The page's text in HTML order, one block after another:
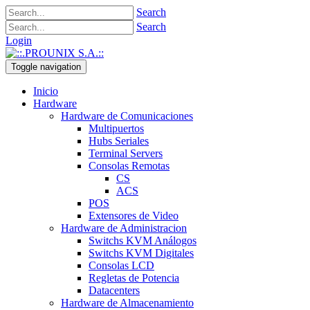
Search
Search
Login
Toggle navigation
Inicio
Hardware
Hardware de Comunicaciones
Multipuertos
Hubs Seriales
Terminal Servers
Consolas Remotas
CS
ACS
POS
Extensores de Video
Hardware de Administracion
Switchs KVM Análogos
Switchs KVM Digitales
Consolas LCD
Regletas de Potencia
Datacenters
Hardware de Almacenamiento